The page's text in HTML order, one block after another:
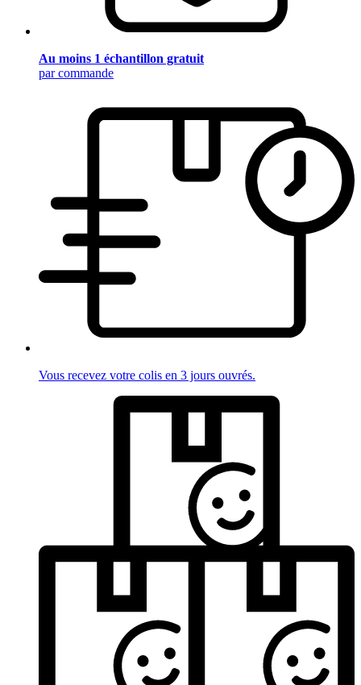
Au moins 1 échantillon gratuit
par commande
Vous recevez votre colis en 3 jours ouvrés.